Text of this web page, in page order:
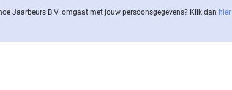
Jaarbeurs B.V. omgaat met jouw per­soons­ge­ge­vens? Klik dan hier